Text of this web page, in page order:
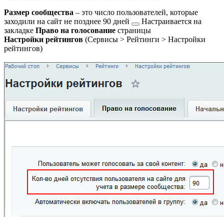
Размер сообщества – это число пользователей, которые
заходили на сайт не позднее 90 дней
Настраивается на
закладке Право на голосование страницы
Настройки рейтингов (Сервисы > Рейтинги > Настройки
рейтингов)